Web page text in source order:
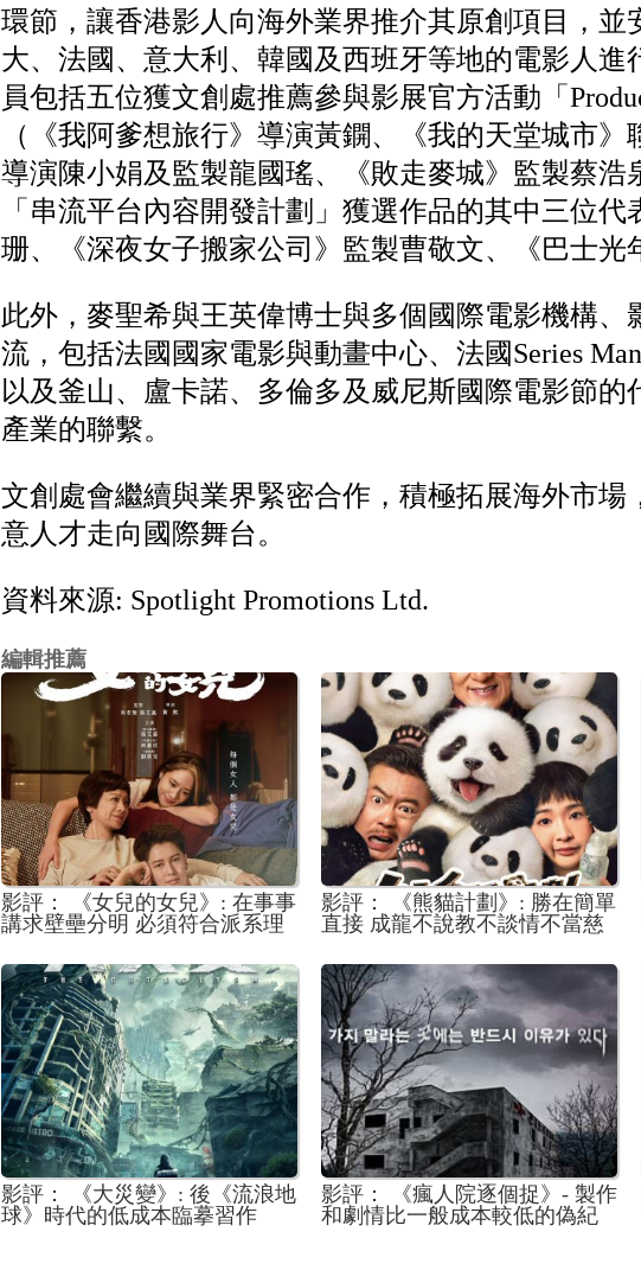
環節，讓香港影人向海外業界推介其原創項目，並
大、法國、意大利、韓國及西班牙等地的電影人進
員包括五位獲文創處推薦參與影展官方活動「
（《我阿爹想旅行》導演黃鐦、《我的天堂城市》
導演陳小娟及監製龍國瑤、《敗走麥城》監製蔡浩
「串流平台內容開發計劃」獲選作品的其中三位
珊、《深夜女子搬家公司》監製曹敬文、《巴士光
此外，麥聖希與王英偉博士與多個國際電影機構
流，包括法國國家電影與動畫中心、法國Series
以及釜山、盧卡諾、多倫多及威尼斯國際電影節
產業的聯繫。
文創處會繼續與業界緊密合作，積極拓展海外市場
意人才走向國際舞台。
資料來源: Spotlight Promotions Ltd.
編輯推薦
影評： 《女兒的女兒》: 在事事
講求壁壘分明 必須符合派系理
信
影評： 《熊貓計劃》: 勝在簡單
直接 成龍不說教不談情不當慈
影評： 《大災變》: 後《流浪地
球》時代的低成本臨摹習作
影評： 《瘋人院逐個捉》- 製作
和劇情比一般成本較低的偽紀